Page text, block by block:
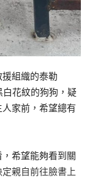
組織的泰勒
白花紋的狗狗，疑
家前，希望總有
希望能夠看到關
親自前往臉書上